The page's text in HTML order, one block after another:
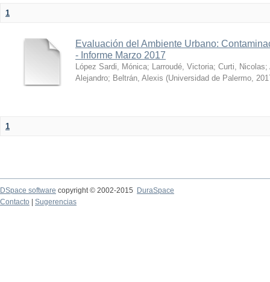
1
Evaluación del Ambiente Urbano:
- Informe Marzo 2017
López Sardi, Mónica; Larroudé, Victoria; Curti, Nicolas;
Alejandro; Beltrán, Alexis (Universidad de Palermo,
1
DSpace software copyright © 2002-2015
DuraSpace
Contacto
Sugerencias